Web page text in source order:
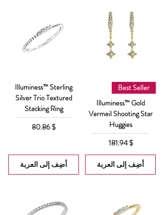
Best Seller
Illuminess™ Gold
Vermeil Shooting Star
Huggies
السعر
$ 181.94
أضِف إلى العربة
Illuminess™ Sterling
Silver Trio Textured
Stacking Ring
السعر
$ 80.86
أضِف إلى العربة